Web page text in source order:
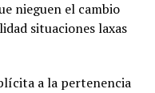
nieguen el cambio
situaciones laxas
a la pertenencia